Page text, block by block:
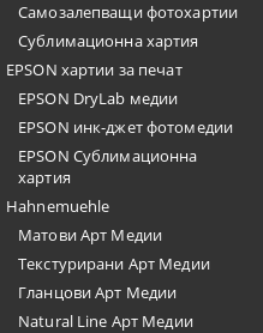
Самозалепващи фотохартии
Сублимационна хартия
EPSON хартии за печат
EPSON DryLab медии
EPSON инк-джет фотомедии
EPSON Сублимационна
хартия
Hahnemuehle
Матови Арт Медии
Текстурирани Арт Медии
Гланцови Арт Медии
Natural Line Арт Медии